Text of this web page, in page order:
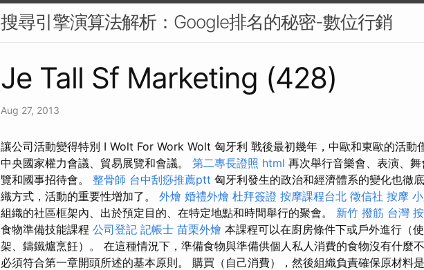
搜尋引擎演算法解析：Google排名的秘密-數位行銷
Je Tall Sf Marketing (428)
Aug 27, 2013
讓公司活動變得特別 I Wolt For Work Wolt 匈牙利 戰後最初幾年，中歐和東歐的活動
中央國家權力會議、貿易展覽和會議。 第二專長證照 html 再次舉行音樂會、表演、
覽和國事招待會。 整骨師 台中刮痧推薦ptt 匈牙利發生的政治和經濟體系的變化也徹
織方式，活動的重要性增加了。 外燴 婚禮外燴 杜拜簽證 按摩課程台北 徵信社 按摩
組織的社區框架內、出於預定目的、在特定地點和時間舉行的聚會。 新竹 撥筋 台灣
食物準備技能課程 公司登記 記帳士 苗栗外燴 本課程可以在廚房條件下或戶外進行（
架、鑄鐵爐烹飪）。 在這種情況下，準備食物與準備供個人私人消費的食物沒有什麼
必須符合第一章開頭所述的基本原則。 購買（自己消費），然後組織負責確保原材料